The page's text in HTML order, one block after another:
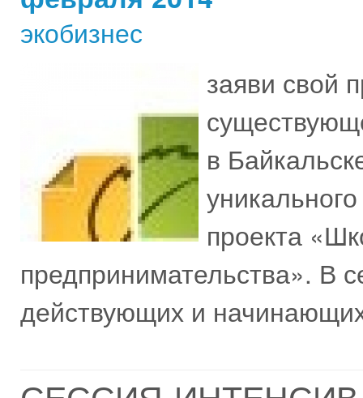
экобизнес
заяви свой
в
проекта
предпринимательства». В
действующих и